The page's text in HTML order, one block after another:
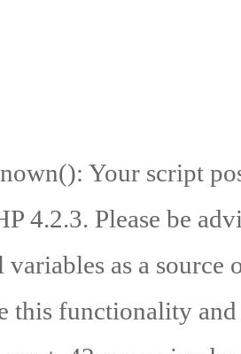
Your script
4.2.3. Please be
as a source
this functionality